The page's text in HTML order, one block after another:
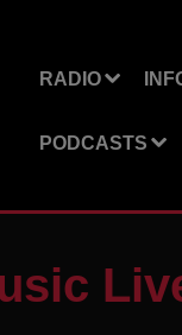
RADIO
PODCASTS